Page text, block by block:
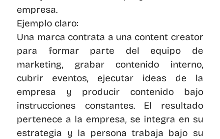
empresa.
Ejemplo claro:
Una marca contrata a una content creator
para formar parte del equipo de
marketing, grabar contenido interno,
cubrir eventos, ejecutar ideas de la
empresa y producir contenido bajo
instrucciones constantes. El resultado
pertenece a la empresa, se integra en su
estrategia y la persona trabaja bajo su